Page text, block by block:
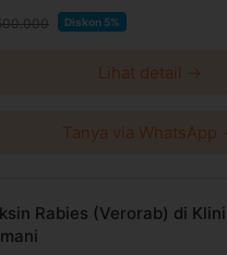
Diskon 5%
Lihat detail →
Tanya via WhatsApp
Rabies (Verorab) di